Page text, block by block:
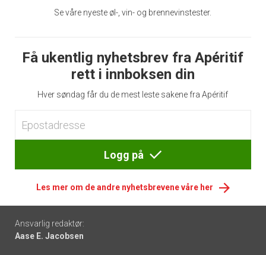
Se våre nyeste øl-, vin- og brennevinstester.
Få ukentlig nyhetsbrev fra Apéritif
rett i innboksen din
Hver søndag får du de mest leste sakene fra Apéritif
Logg på
Les mer om de andre nyhetsbrevene våre her
Footer
-
Ansvarlig redaktør:
Aase E. Jacobsen